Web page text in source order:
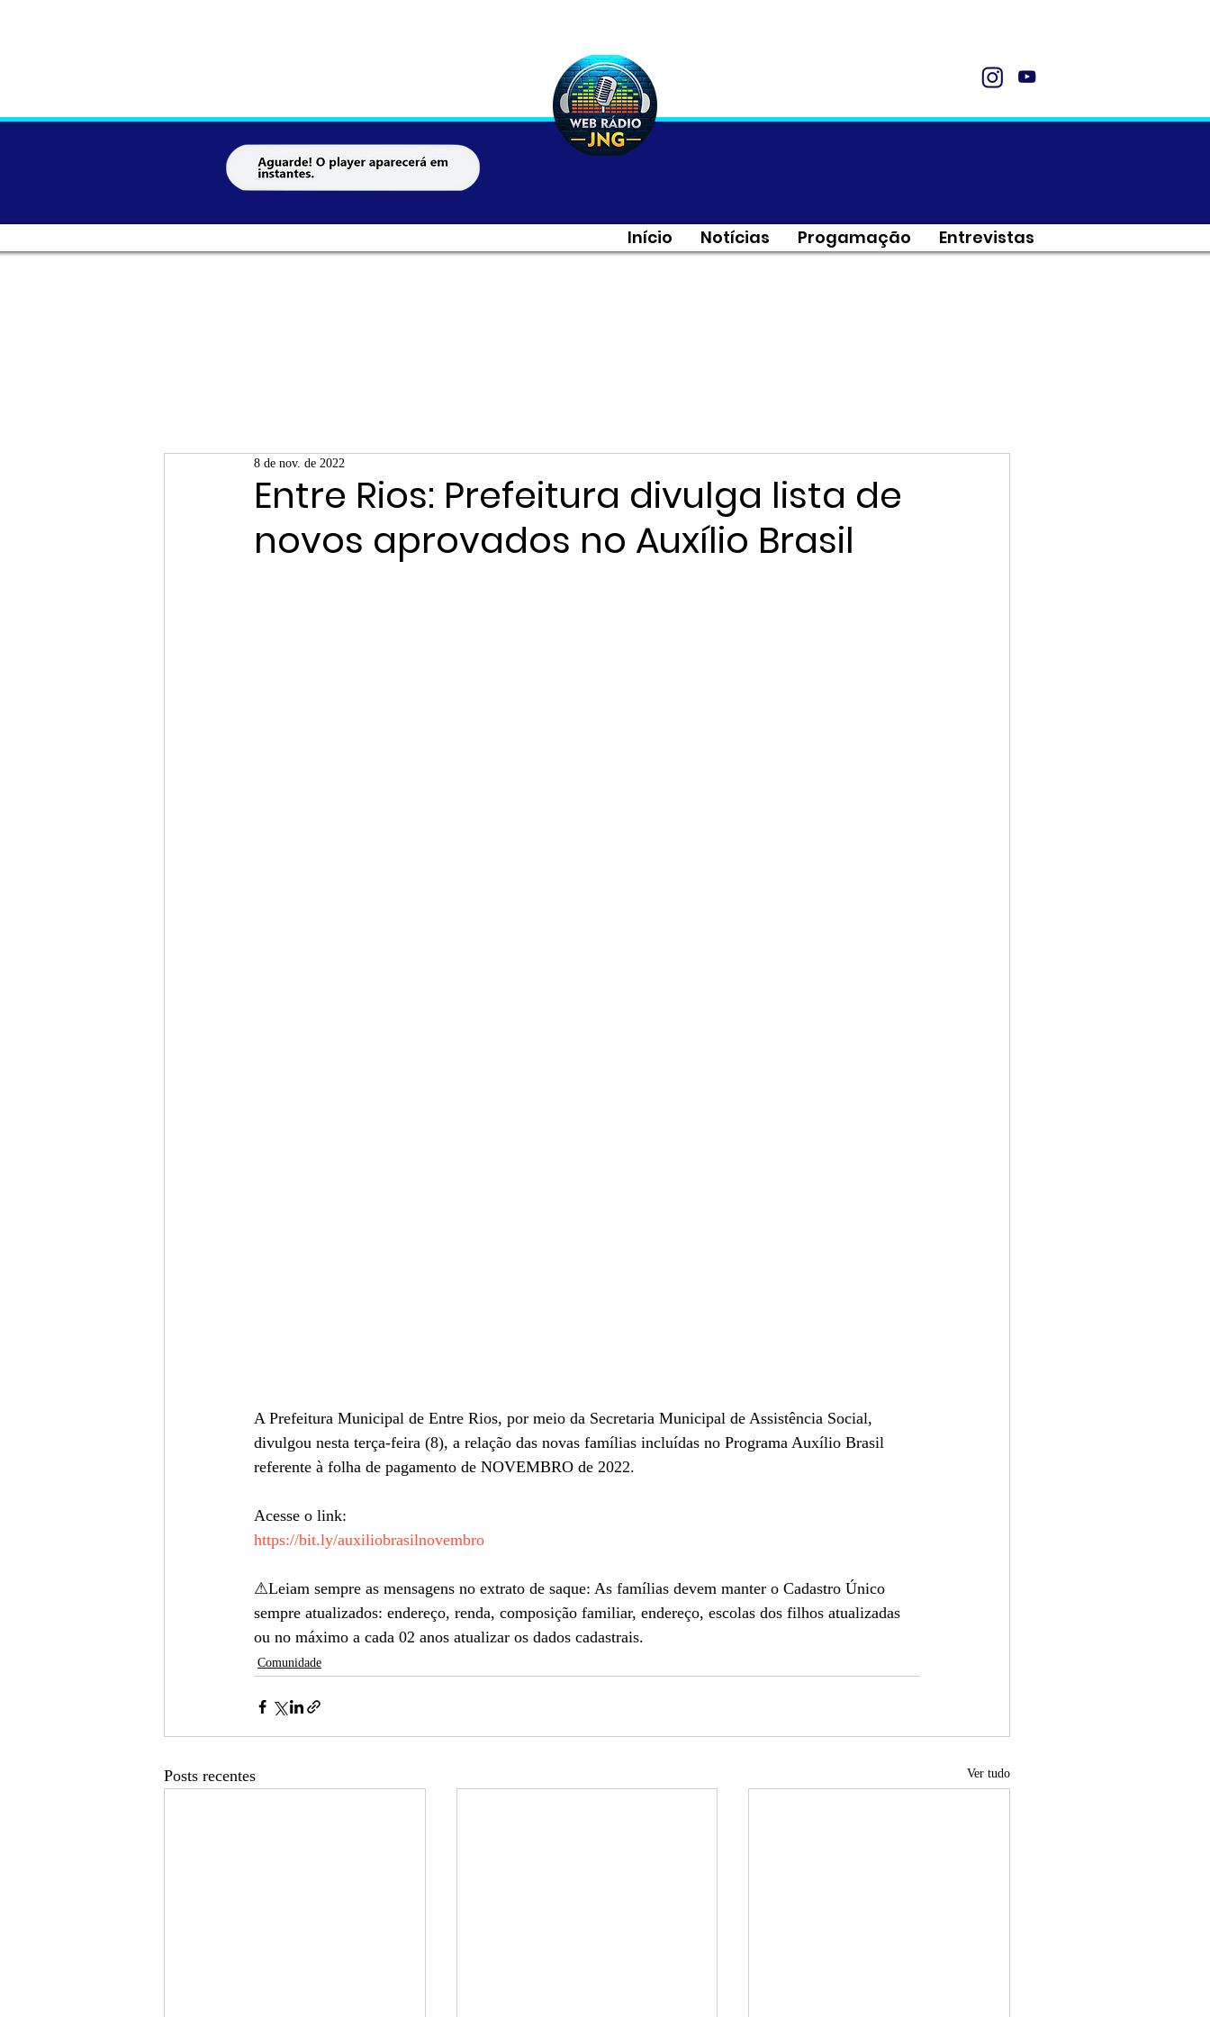
Início Notícias Progamação Entrevistas
Entre Rios: Prefeitura divulga lista de
novos aprovados no Auxílio Brasil
8 de nov. de 2022
A Prefeitura Municipal de Entre Rios, por meio da Secretaria Municipal de Assistência Social,
divulgou nesta terça-feira (8), a relação das novas famílias incluídas no Programa Auxílio Brasil
referente à folha de pagamento de NOVEMBRO de 2022.
Acesse o link:
https://bit.ly/auxiliobrasilnovembro
⚠Leiam sempre as mensagens no extrato de saque: As famílias devem manter o Cadastro Único
sempre atualizados: endereço, renda, composição familiar, endereço, escolas dos filhos atualizadas
ou no máximo a cada 02 anos atualizar os dados cadastrais.
Comunidade
Posts recentes Ver tudo